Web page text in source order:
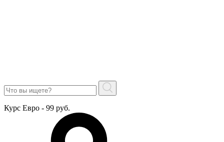
Курс Евро - 99 руб.